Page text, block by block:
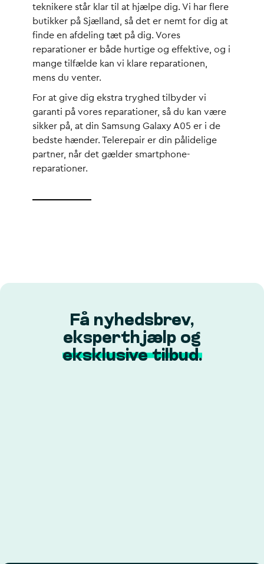
teknikere står klar til at hjælpe dig. Vi har flere
butikker på Sjælland, så det er nemt for dig at
finde en afdeling tæt på dig. Vores
reparationer er både hurtige og effektive, og i
mange tilfælde kan vi klare reparationen,
mens du venter.
For at give dig ekstra tryghed tilbyder vi
garanti på vores reparationer, så du kan være
sikker på, at din Samsung Galaxy A05 er i de
bedste hænder. Telerepair er din pålidelige
partner, når det gælder smartphone-
reparationer.
Få nyhedsbrev,
eksperthjælp og
eksklusive tilbud.